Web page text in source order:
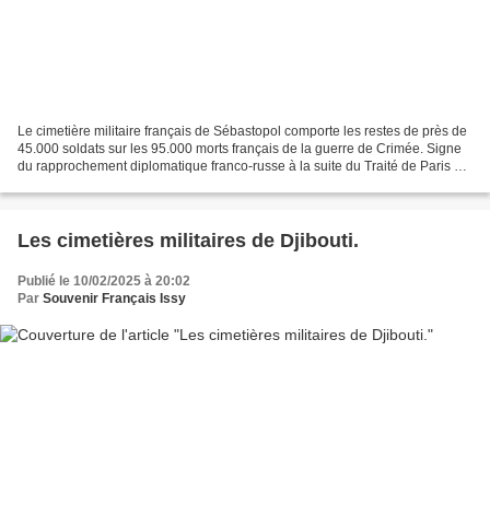
Le cimetière militaire français de Sébastopol comporte les restes de près de
45.000 soldats sur les 95.000 morts français de la guerre de Crimée. Signe
du rapprochement diplomatique franco-russe à la suite du Traité de Paris en
Les cimetières militaires de Djibouti.
Publié le 10/02/2025 à 20:02
Par Souvenir Français Issy